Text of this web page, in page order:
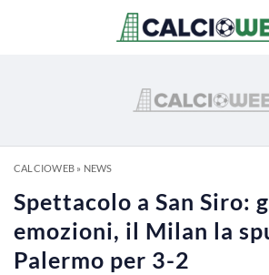
CALCIOWEB» NEWS
Spettacolo a San Siro:
emozioni, il Milan la
Palermo per 3-2